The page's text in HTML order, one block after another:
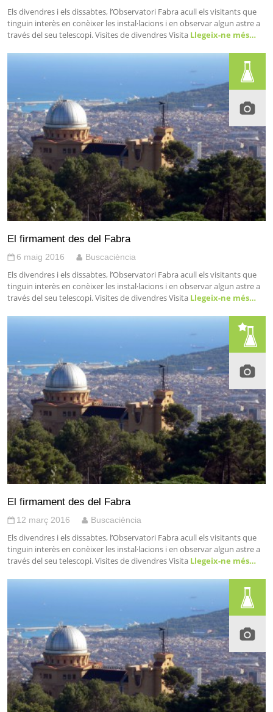
Els divendres i els dissabtes, l’Observatori Fabra acull els visitants que
tinguin interès en conèixer les instal·lacions i en observar algun astre a
través del seu telescopi. Visites de divendres Visita Llegeix-ne més…
El firmament des del Fabra
6 maig 2016 Buscaciència
Els divendres i els dissabtes, l’Observatori Fabra acull els visitants que
tinguin interès en conèixer les instal·lacions i en observar algun astre a
través del seu telescopi. Visites de divendres Visita Llegeix-ne més…
El firmament des del Fabra
12 març 2016 Buscaciència
Els divendres i els dissabtes, l’Observatori Fabra acull els visitants que
tinguin interès en conèixer les instal·lacions i en observar algun astre a
través del seu telescopi. Visites de divendres Visita Llegeix-ne més…